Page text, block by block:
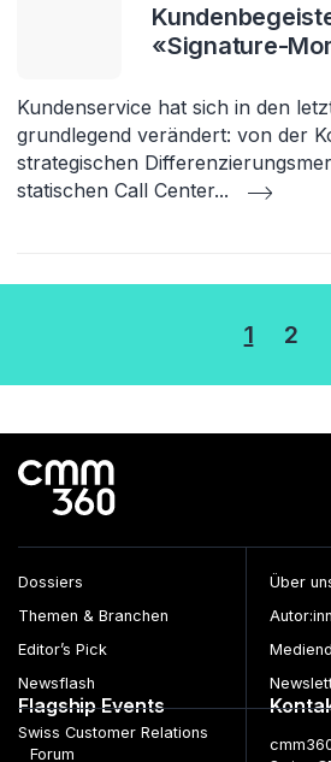
«Signature-
Kundenservice hat sich in den
grundlegend verändert: von der
strategischen
statischen Call Center...
der
1 2
Dossiers
Themen & Branchen
Editor’s Pick
Newsflash
Über
Flagship Events
Swiss Customer Relations
Forum